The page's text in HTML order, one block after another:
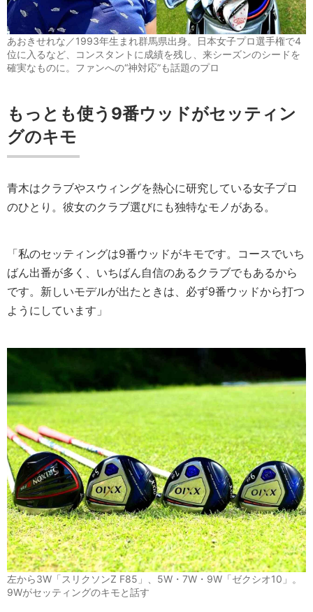
あおきせれな／1993年生まれ群馬県出身。日本女子プロ選手権で4
位に入るなど、コンスタントに成績を残し、来シーズンのシードを
確実なものに。ファンへの“神対応”も話題のプロ
もっとも使う9番ウッドがセッティン
グのキモ
青木はクラブやスウィングを熱心に研究している女子プロ
のひとり。彼女のクラブ選びにも独特なモノがある。
「私のセッティングは9番ウッドがキモです。コースでいち
ばん出番が多く、いちばん自信のあるクラブでもあるから
です。新しいモデルが出たときは、必ず9番ウッドから打つ
ようにしています」
左から3W「スリクソンZ F85」、5W・7W・9W「ゼクシオ10」。
9Wがセッティングのキモと話す